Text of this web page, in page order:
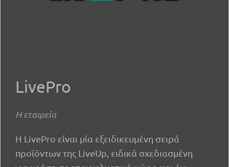
LivePro
Η εταιρεία
Η LivePro είναι μία εξειδικευμένη σειρά
προϊόντων της LiveUp, ειδικά σχεδιασμένη